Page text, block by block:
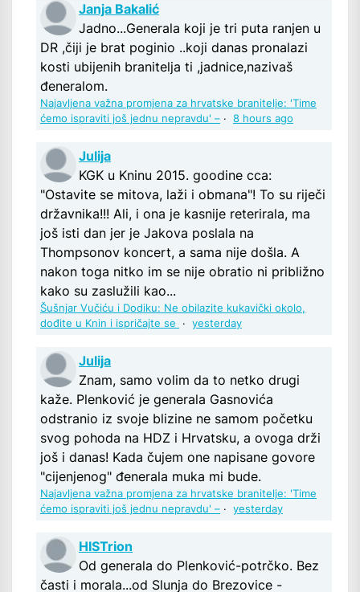
Janja Bakalić
Jadno...Generala koji je tri puta ranjen u
DR ,čiji je brat poginio ..koji danas pronalazi
kosti ubijenih branitelja ti ,jadnice,nazivaš
đeneralom.
Najavljena važna promjena za hrvatske branitelje: 'Time
ćemo ispraviti još jednu nepravdu' – · 8 hours ago
Julija
KGK u Kninu 2015. goodine cca:
"Ostavite se mitova, laži i obmana"! To su riječi
državnika!!! Ali, i ona je kasnije reterirala, ma
još isti dan jer je Jakova poslala na
Thompsonov koncert, a sama nije došla. A
nakon toga nitko im se nije obratio ni približno
kako su zaslužili kao...
Šušnjar Vučiću i Dodiku: Ne obilazite kukavički okolo,
dođite u Knin i ispričajte se
· yesterday
Julija
Znam, samo volim da to netko drugi
kaže. Plenković je generala Gasnovića
odstranio iz svoje blizine ne samom početku
svog pohoda na HDZ i Hrvatsku, a ovoga drži
još i danas! Kada čujem one napisane govore
"cijenjenog" đenerala muka mi bude.
Najavljena važna promjena za hrvatske branitelje: 'Time
ćemo ispraviti još jednu nepravdu' – · yesterday
HISTrion
Od generala do Plenković-potrčko. Bez
časti i morala...od Slunja do Brezovice -